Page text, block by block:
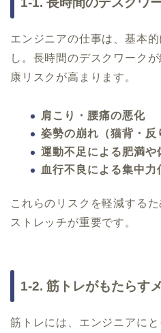
エンジニアの仕事は、基本
し。長時間のデスクワーク
康リスクが高まります。
肩こり・腰痛の悪化
姿勢の崩れ（猫背・反
運動不足による肥満や
血行不良による集中力
これらのリスクを軽減する
ストレッチが重要です。
1-2. 筋トレがもたらす
筋トレには、エンジニアに